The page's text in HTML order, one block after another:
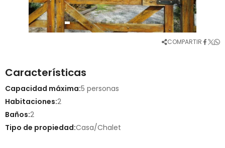
COMPARTIR
Características
Capacidad máxima:5 personas
Habitaciones:2
Baños:2
Tipo de propiedad:Casa/Chalet